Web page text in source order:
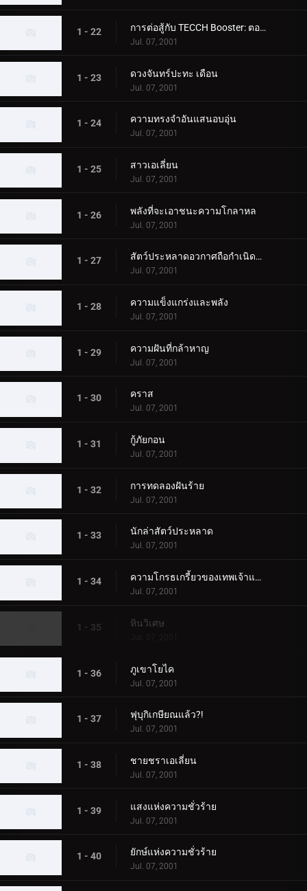
1 - 22 การต่อสู้กับ TECCH Booster: ตอนที่ 2
Jul. 07, 2001
1 - 23 ดวงจันทร์ปะทะ เดือน
Jul. 07, 2001
1 - 24 ความทรงจำอันแสนอบอุ่น
Jul. 07, 2001
1 - 25 สาวเอเลี่ยน
Jul. 07, 2001
1 - 26 พลังที่จะเอาชนะความโกลาหล
Jul. 07, 2001
1 - 27 สัตว์ประหลาดอวกาศถือกำเนิดบนโลก
Jul. 07, 2001
1 - 28 ความแข็งแกร่งและพลัง
Jul. 07, 2001
1 - 29 ความฝันที่กล้าหาญ
Jul. 07, 2001
1 - 30 คราส
Jul. 07, 2001
1 - 31 กู้ภัยกอน
Jul. 07, 2001
1 - 32 การทดลองฝันร้าย
Jul. 07, 2001
1 - 33 นักล่าสัตว์ประหลาด
Jul. 07, 2001
1 - 34 ความโกรธเกรี้ยวของเทพเจ้าแห่งท้องทะเล
Jul. 07, 2001
1 - 35 หินวิเศษ
Jul. 07, 2001
1 - 36 ภูเขาโยไค
Jul. 07, 2001
1 - 37 ฟุบุกิเกษียณแล้ว?!
Jul. 07, 2001
1 - 38 ชายชราเอเลี่ยน
Jul. 07, 2001
1 - 39 แสงแห่งความชั่วร้าย
Jul. 07, 2001
1 - 40 ยักษ์แห่งความชั่วร้าย
Jul. 07, 2001